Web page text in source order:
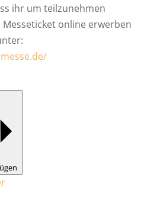
ihr um teilzunehmen
online erwerben